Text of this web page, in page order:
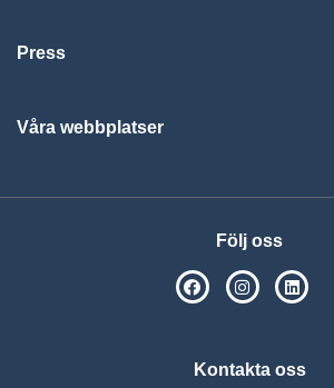
Press
Våra webbplatser
Följ oss
SPSM påSPSM
Kontakta oss